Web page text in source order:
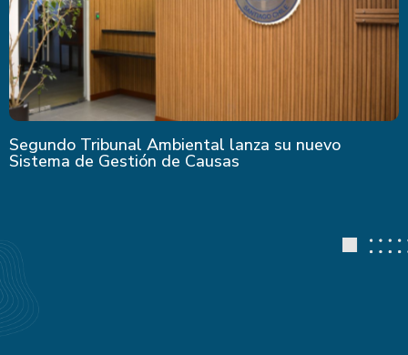
Segundo Tribunal Ambiental lanza su nuevo
Sistema de Gestión de Causas